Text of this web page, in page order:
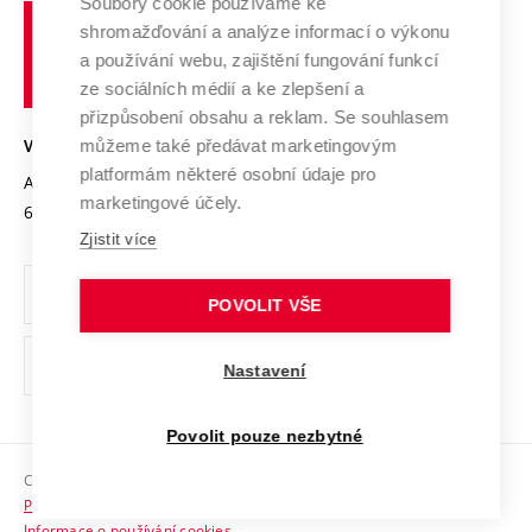
Výzkumné infrastruktury
Transfer znalostí
Open Science
Projekty
Projekty ze strukturálních fondů
Specifický výzkum
Služby univerzity
Mezinárodní dohody
Univerzitní sítě
Udržitelná univerzita
Podnikavá univerzita / ContriBUTe
Bezpečná univerzita
Vyznamenání
Organizační struktura
Ochrana osobních údajů
odkaz)
Sociální bezpečí
HR Award
učení
technické
VYSOKÉ UČENÍ TECHNICKÉ V BRNĚ
Antonínská 548/1
602 00 Brno
www.vut.cz
vut@vutbr.cz
Copyright © 2026 VUT
Prohlášení o přístupnosti
shromažďování a analýze informací o výkonu
a používání webu, zajištění fungování funkcí
ze sociálních médií a ke zlepšení a
přizpůsobení obsahu a reklam. Se souhlasem
můžeme také předávat marketingovým
platformám některé osobní údaje pro
marketingové účely.
Zjistit více
POVOLIT VŠE
Nastavení
Povolit pouze nezbytné